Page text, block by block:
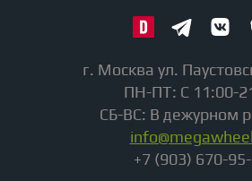
г. Москва ул.
ПН-ПТ: С 11:00-
СБ-ВС: В дежурном
+7 (903) 670-